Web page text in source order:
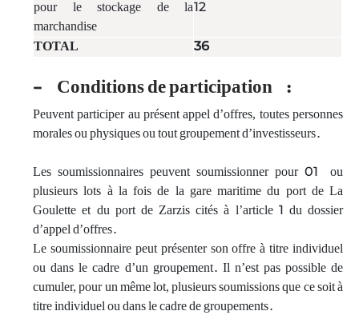
pour le stockage de la
marchandise
12
TOTAL 36
- Conditions de participation :
Peuvent participer au présent appel d’offres, toutes personnes
morales ou physiques ou tout groupement d’investisseurs.
Les soumissionnaires peuvent soumissionner pour 01 ou
plusieurs lots à la fois de la gare maritime du port de La
Goulette et du port de Zarzis cités à l’article 1 du dossier
d’appel d’offres.
Le soumissionnaire peut présenter son offre à titre individuel
ou dans le cadre d’un groupement. Il n’est pas possible de
cumuler, pour un même lot, plusieurs soumissions que ce soit à
titre individuel ou dans le cadre de groupements.